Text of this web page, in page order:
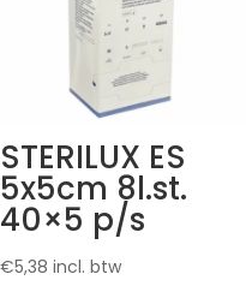
STERILUX ES
5x5cm 8l.st.
40×5 p/s
€5,38 incl. btw